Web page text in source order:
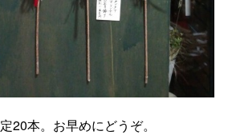
20本。お早めにどうぞ。